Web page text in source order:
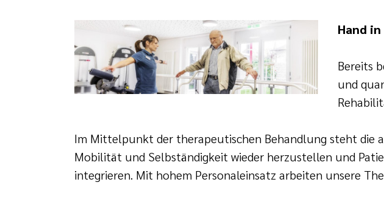
Hand
Bereits
und
Im Mittelpunkt der therapeutischen Behandlung steht die
Mobilität und Selbständigkeit wieder herzustellen und
integrieren. Mit hohem Personaleinsatz arbeiten unsere